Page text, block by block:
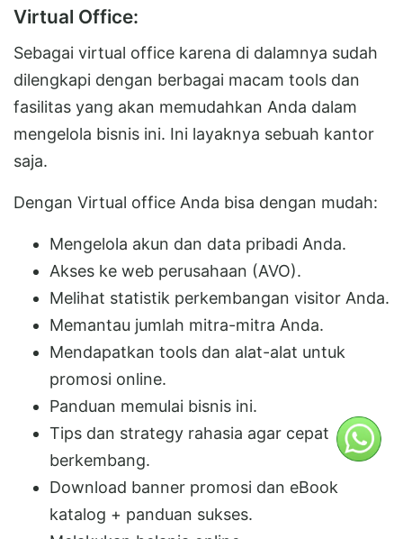
Virtual Office:
Sebagai virtual office karena di dalamnya sudah
dilengkapi dengan berbagai macam tools dan
fasilitas yang akan memudahkan Anda dalam
mengelola bisnis ini. Ini layaknya sebuah kantor
saja.
Dengan Virtual office Anda bisa dengan mudah:
Mengelola akun dan data pribadi Anda.
Akses ke web perusahaan (AVO).
Melihat statistik perkembangan visitor Anda.
Memantau jumlah mitra-mitra Anda.
Mendapatkan tools dan alat-alat untuk
promosi online.
Panduan memulai bisnis ini.
Tips dan strategy rahasia agar cepat
berkembang.
Download banner promosi dan eBook
katalog + panduan sukses.